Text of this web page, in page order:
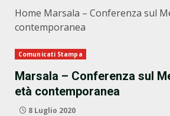
Home Marsala – Conferenza sul
contemporanea
Comunicati Stampa
Marsala – Conferenza sul
età contemporanea
8 Luglio 2020